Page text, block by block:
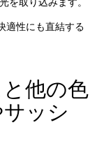
適性にも直結する
他の色
ッシ